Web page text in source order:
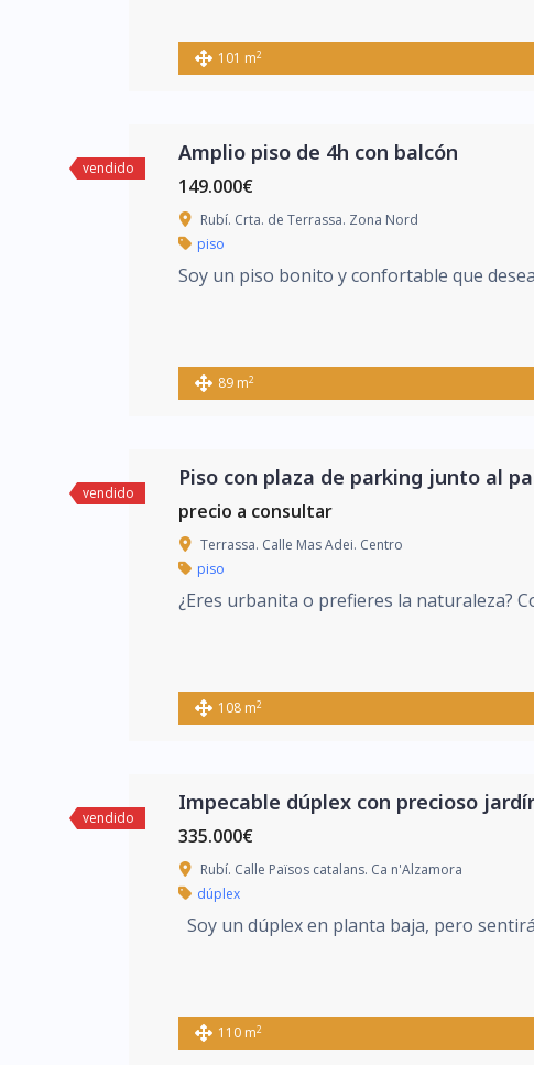
101 m2
vendido
Amplio piso de 4h con balcón
149.000€
Rubí. Crta. de Terrassa. Zona Nord
piso
Soy un piso bonito y confortable que
89 m2
vendido
Piso con plaza de parking junto al
precio a consultar
Terrassa. Calle Mas Adei. Centro
piso
¿Eres urbanita o prefieres la naturaleza?
108 m2
vendido
Impecable dúplex con precioso
335.000€
Rubí. Calle Països catalans. Ca n'Alzamora
dúplex
Soy un dúplex en planta baja, pero
110 m2